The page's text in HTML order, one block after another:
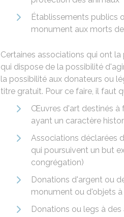
Établissements publics
monument aux morts
Certaines associations qui ont
qui dispose de la possibilité
la possibilité aux donateurs ou
titre gratuit. Pour ce faire, il faut
Œuvres d'art destinés à
ayant un caractère
Associations déclarées
qui poursuivent un but
congrégation)
Donations d'argent ou
monument ou d'objets
Donations ou legs à des